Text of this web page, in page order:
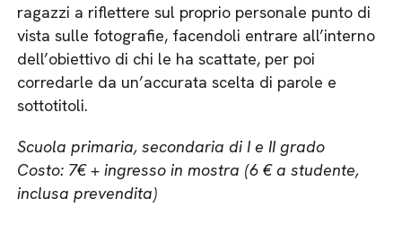
ragazzi a riflettere sul proprio personale punto di
vista sulle fotografie, facendoli entrare all’interno
dell’obiettivo di chi le ha scattate, per poi
corredarle da un’accurata scelta di parole e
sottotitoli.
Scuola primaria, secondaria di I e II grado
Costo: 7€ + ingresso in mostra (6 € a studente,
inclusa prevendita)